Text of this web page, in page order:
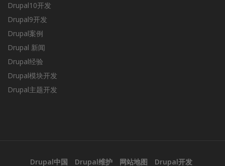
Drupal10开发
Drupal9开发
Drupal案例
Drupal 新闻
Drupal经验
Drupal模块开发
Drupal主题开发
Drupal中国 Drupal维护 网站地图 Drupal开发